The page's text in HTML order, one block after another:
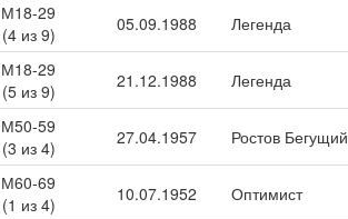
М18-29
(4 из 9)
05.09.1988 Легенда
М18-29
(5 из 9)
21.12.1988 Легенда
М50-59
(3 из 4)
27.04.1957 Ростов Бегущий
М60-69
(1 из 4)
10.07.1952 Оптимист